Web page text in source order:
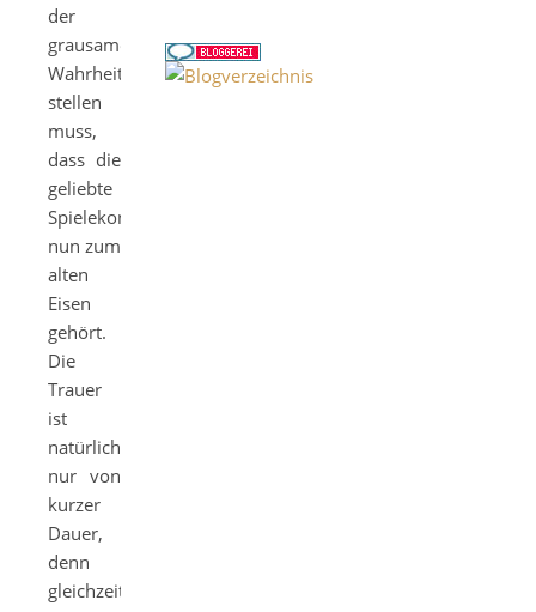
der
grausamen
Wahrheit
stellen
muss,
dass die
geliebte
Spielekonsole
nun zum
alten
Eisen
gehört.
Die
Trauer
ist
natürlich
nur von
kurzer
Dauer,
denn
gleichzeitig